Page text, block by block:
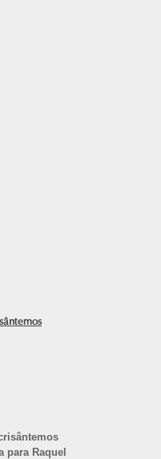
para Raquel